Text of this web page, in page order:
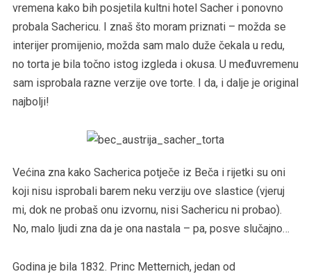
vremena kako bih posjetila kultni hotel Sacher i ponovno
probala Sachericu. I znaš što moram priznati – možda se
interijer promijenio, možda sam malo duže čekala u redu,
no torta je bila točno istog izgleda i okusa. U međuvremenu
sam isprobala razne verzije ove torte. I da, i dalje je original
najbolji!
Većina zna kako Sacherica potječe iz Beča i rijetki su oni
koji nisu isprobali barem neku verziju ove slastice (vjeruj
mi, dok ne probaš onu izvornu, nisi Sachericu ni probao).
No, malo ljudi zna da je ona nastala – pa, posve slučajno…
Godina je bila 1832. Princ Metternich, jedan od